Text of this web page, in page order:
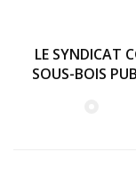
LE SYNDICAT
SOUS-BOIS